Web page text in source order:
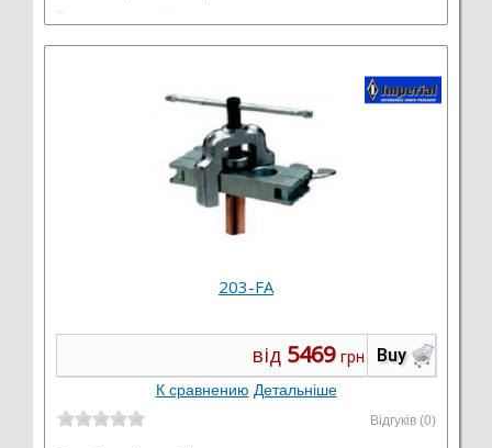
203-FA
Buy
від 5469 грн
К сравнению Детальніше
Відгуків (0)